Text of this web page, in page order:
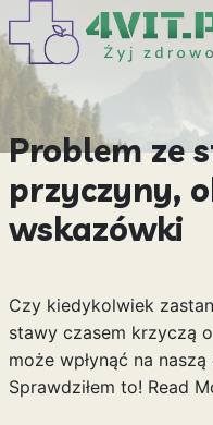
Problem ze
przyczyny,
wskazówki
Czy kiedykolwiek
stawy czasem krzyczą
może wpłynąć na
Sprawdziłem to! Read